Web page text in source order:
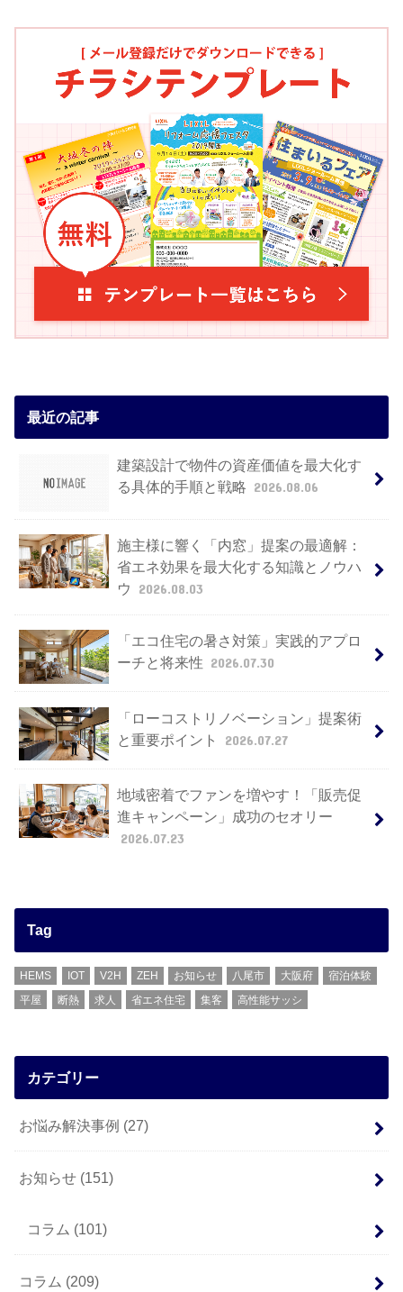
最近の記事
建築設計で物件の資産価値を最大化す
る具体的手順と戦略 2026.08.06
施主様に響く「内窓」提案の最適解：
省エネ効果を最大化する知識とノウハ
ウ
2026.08.03
「エコ住宅の暑さ対策」実践的アプロ
ーチと将来性 2026.07.30
「ローコストリノベーション」提案術
と重要ポイント
2026.07.27
地域密着でファンを増やす！「販売促
進キャンペーン」成功のセオリー
2026.07.23
Tag
HEMS IOT V2H ZEH お知らせ 八尾市 大阪府
宿泊体験
平屋
断熱 求人 省エネ住宅 集客 高性能サッシ
カテゴリー
お悩み解決事例 (27)
お知らせ (151)
コラム (101)
コラム (209)